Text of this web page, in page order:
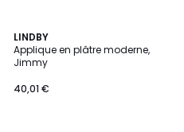
LINDBY
Applique en plâtre moderne,
Jimmy
40,01 €